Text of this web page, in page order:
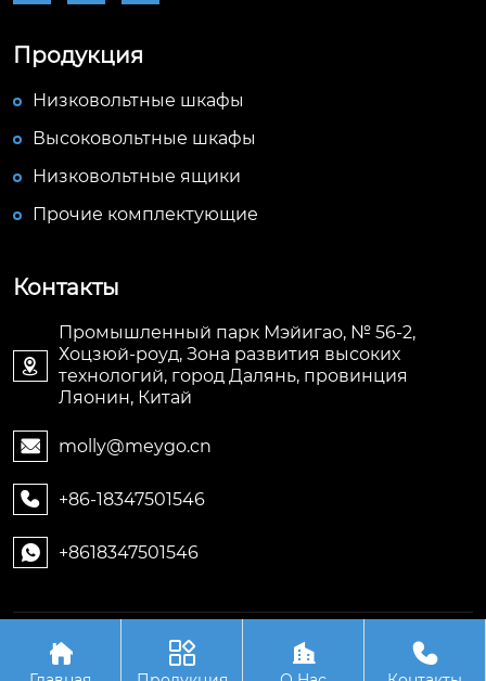
Продукция
Низковольтные шкафы
Высоковольтные шкафы
Низковольтные ящики
Прочие комплектующие
Контакты

Промышленный парк Мэйигао, № 56-2,
Хоцзюй-роуд, Зона развития высоких
технологий, город Далянь, провинция
Ляонин, Китай
 molly@meygo.cn
 +86-18347501546
 +8618347501546
Авторское право©ООО Ляонин Мэйигао Электро
Автоматизация Оборудования
   